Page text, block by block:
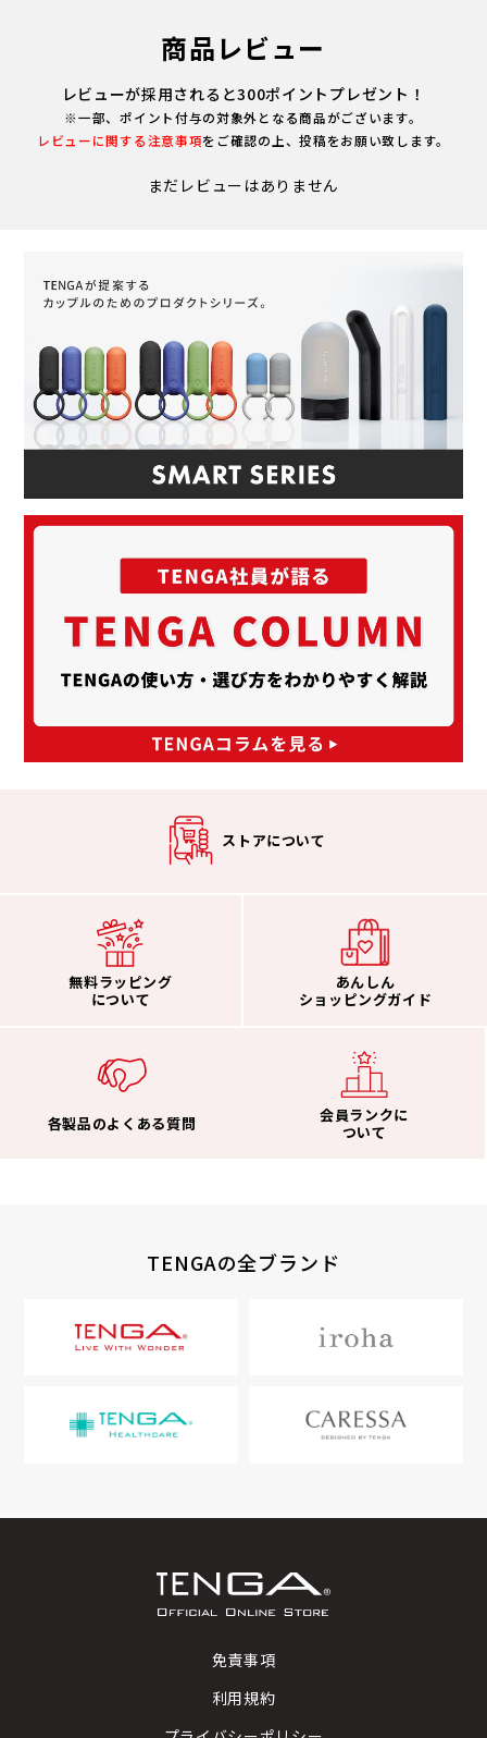
商品レビュー
レビューが採用されると300ポイントプレゼント！
※一部、ポイント付与の対象外となる商品がございます。
レビューに関する注意事項をご確認の上、投稿をお願い致します。
まだレビューはありません
ストアについて
無料ラッピング
について
あんしん
ショッピングガイド
各製品のよくある質問
会員ランクに
ついて
TENGAの全ブランド
免責事項
利用規約